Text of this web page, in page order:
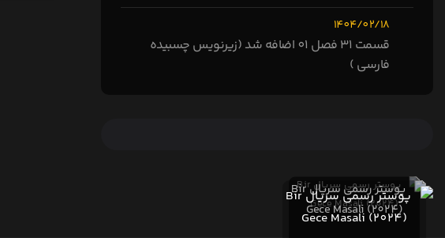
1404/02/18
قسمت 31 فصل 01 اضافه شد (زیرنویس چسبیده
فارسی )